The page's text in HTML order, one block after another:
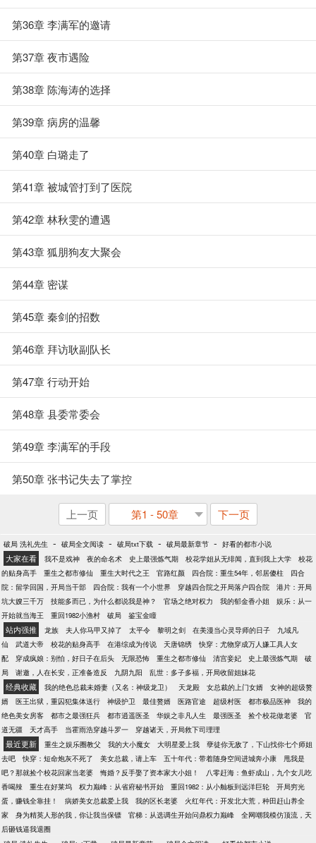
第36章 李满军的邀请
第37章 夜市遇险
第38章 陈海涛的选择
第39章 病房的温馨
第40章 白璐走了
第41章 被城管打到了医院
第42章 林秋雯的遭遇
第43章 狐朋狗友大聚会
第44章 密谋
第45章 秦剑的招数
第46章 拜访耿副队长
第47章 行动开始
第48章 县委常委会
第49章 李满军的手段
第50章 张书记失去了掌控
上一页 第1 - 50章 下一页
破局 洗礼先生 - 破局全文阅读 - 破局txt下载 - 破局最新章节 - 好看的都市小说
大家在看 我不是戏神 夜的命名术 史上最强炼气期 校花学姐从无绯闻，直到我上大学
校花
的贴身高手
重生之都市修仙 重生大时代之王 官路红颜 四合院：重生54年，邻居傻柱
四合
院：留学回国，开局当干部
四合院：我有一个小世界 穿越四合院之开局落户四合院
港片：开局
坑大嫂三千万
技能多而已，为什么都说我是神？ 官场之绝对权力 我的郁金香小姐
娱乐：从一
开始就当海王
重回1982小渔村 破局 鉴宝金瞳
站内强推 龙族 夫人你马甲又掉了 太平令 黎明之剑 在美漫当心灵导师的日子
九域凡
仙
武道大帝 校花的贴身高手 在港综成为传说 天唐锦绣
快穿：尤物穿成万人嫌工具人女
配
穿成疯娘：别怕，好日子在后头 无限恐怖 重生之都市修仙 清宫妾妃 史上最强炼气期
破
局
谢邀，人在长安，正准备造反 九阴九阳 乱世：多子多福，开局收留姐妹花
经典收藏 我的绝色总裁未婚妻（又名：神级龙卫） 天龙殿 女总裁的上门女婿
女神的超级赘
婿
医王出狱，重囚犯集体送行 神级护卫 最佳赘婿 医路官途 超级村医 都市极品医神
我的
绝色美女房客
都市之最强狂兵 都市逍遥医圣 华娱之非凡人生 最强医圣 捡个校花做老婆
官
道无疆
天才高手 当霍雨浩穿越斗罗一 穿越诸天，开局救下司理理
最近更新 重生之娱乐圈教父 我的大小魔女 大明星爱上我
孽徒你无敌了，下山找你七个师姐
去吧
快穿：短命炮灰不死了 美女总裁，请上车 五十年代：带着随身空间进城奔小康
甩我是
吧？那就捡个校花回家当老婆
悔婚？反手娶了资本家大小姐！
八零赶海：鱼虾成山，九个女儿吃
香喝辣
重生在好莱坞 权力巅峰：从省府秘书开始 重回1982：从小舢板到远洋巨轮
开局穷光
蛋，赚钱全靠挂！
病娇美女总裁爱上我 我的区长老婆
火红年代：开发北大荒，种田赶山养全
家
身为精英人形的我，你让我当保镖 官梯：从选调生开始问鼎权力巅峰
全网嘲我模仿顶流，天
后砸钱逼我退圈